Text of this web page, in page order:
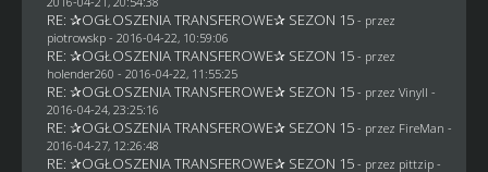
RE: ✰OGŁOSZENIA TRANSFEROWE✰ SEZON 15 - przez
piotrowskp- 2016-04-22, 10:59:06
RE: ✰OGŁOSZENIA TRANSFEROWE✰ SEZON 15 - przez
holender260 - 2016-04-22, 11:55:25
RE: ✰OGŁOSZENIA TRANSFEROWE✰ SEZON 15 - przez Vinyll -
2016-04-24, 23:25:16
RE: ✰OGŁOSZENIA TRANSFEROWE✰ SEZON 15 - przez FireMan -
2016-04-27, 12:26:48
RE: ✰OGŁOSZENIA TRANSFEROWE✰ SEZON 15 - przez pittzip-